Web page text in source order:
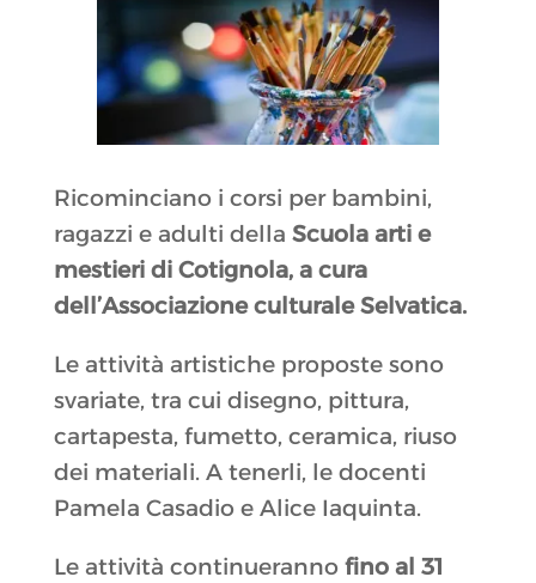
Ricominciano i corsi per bambini,
ragazzi e adulti della Scuola arti e
mestieri di Cotignola, a cura
dell’Associazione culturale Selvatica.
Le attività artistiche proposte sono
svariate, tra cui disegno, pittura,
cartapesta, fumetto, ceramica, riuso
dei materiali. A tenerli, le docenti
Pamela Casadio e Alice Iaquinta.
Le attività continueranno fino al 31